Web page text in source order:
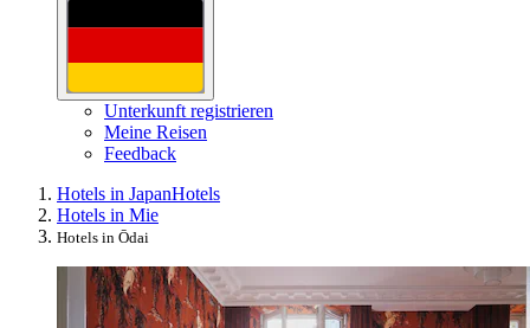
Unterkunft registrieren
Meine Reisen
Feedback
Hotels in JapanHotels
Hotels in Mie
Hotels in Ōdai